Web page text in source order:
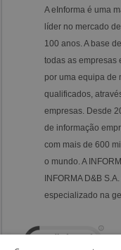
A eInforma é uma
líder no mercado
100 anos. A base
todas as empresas
por uma equipa de
qualificados,
empresas. Desde
de informação
com mais de 600
o mundo. A
INFORMA D&B
especializado na